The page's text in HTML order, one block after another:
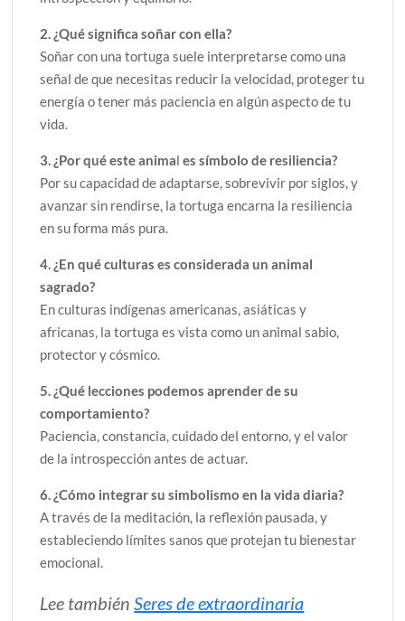
2. ¿Qué significa soñar con ella?
Soñar con una tortuga suele interpretarse como una
señal de que necesitas reducir la velocidad, proteger tu
energía o tener más paciencia en algún aspecto de tu
vida.
3. ¿Por qué este animal es símbolo de resiliencia?
Por su capacidad de adaptarse, sobrevivir por siglos, y
avanzar sin rendirse, la tortuga encarna la resiliencia
en su forma más pura.
4. ¿En qué culturas es considerada un animal
sagrado?
En culturas indígenas americanas, asiáticas y
africanas, la tortuga es vista como un animal sabio,
protector y cósmico.
5. ¿Qué lecciones podemos aprender de su
comportamiento?
Paciencia, constancia, cuidado del entorno, y el valor
de la introspección antes de actuar.
6. ¿Cómo integrar su simbolismo en la vida diaria?
A través de la meditación, la reflexión pausada, y
estableciendo límites sanos que protejan tu bienestar
emocional.
Lee tambiénSeres de extraordinaria